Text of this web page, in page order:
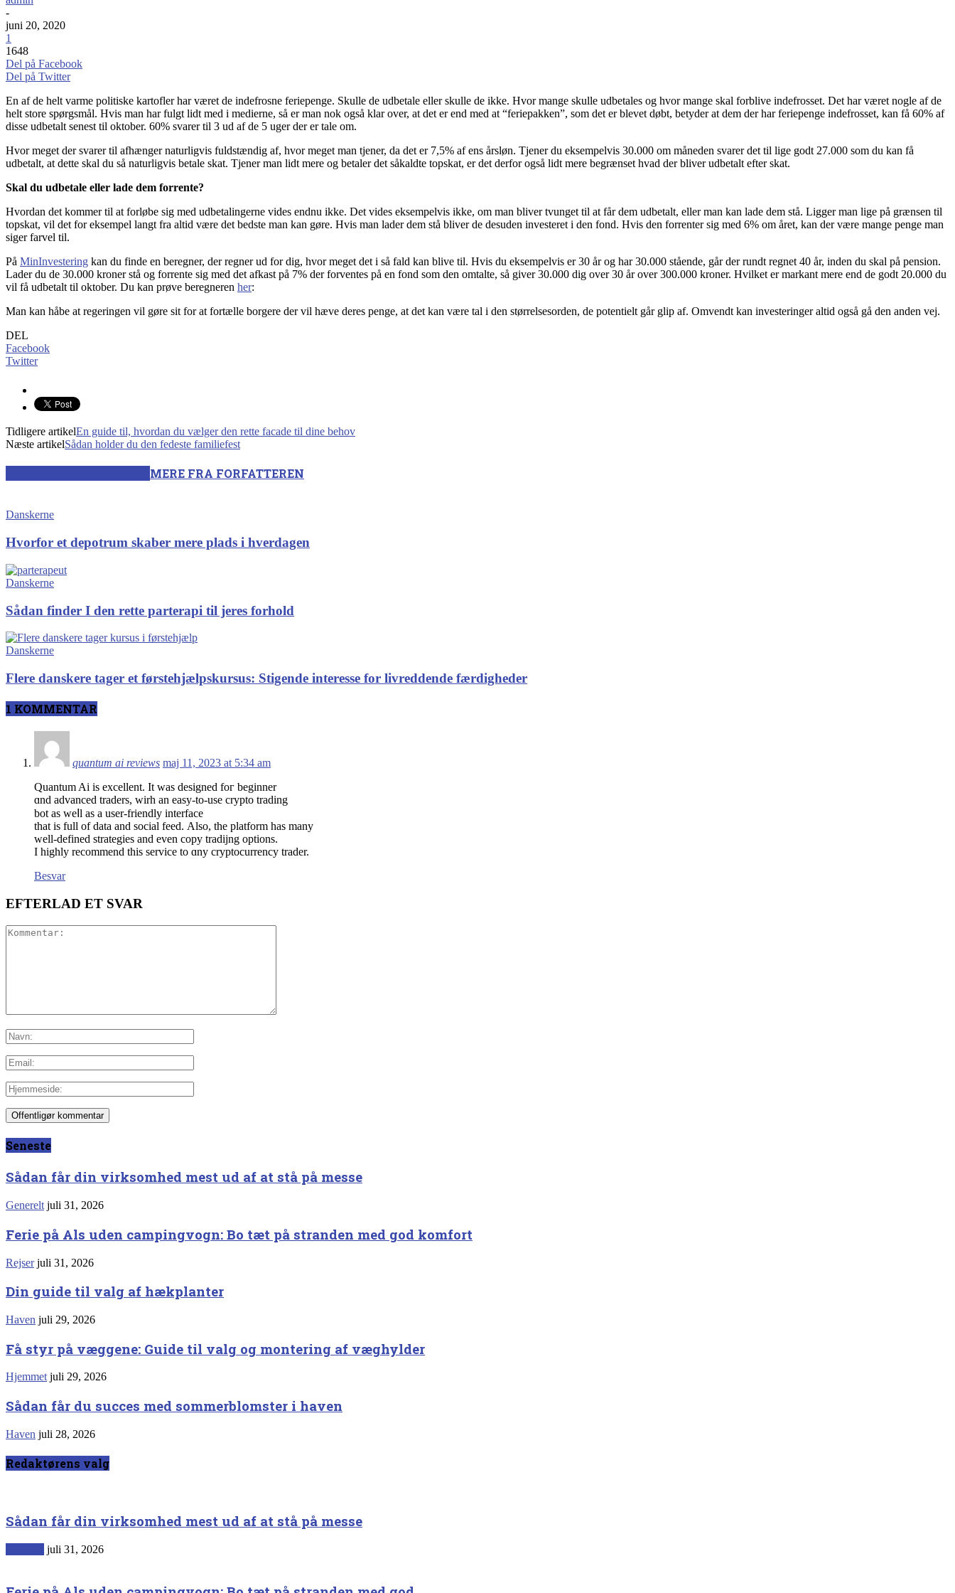
-
juni 20, 2020
1
1648
Del på Facebook
Del på Twitter
En af de helt varme politiske kartofler har været de indefrosne feriepenge. Skulle de udbetale eller skulle de ikke. Hvor mange skulle udbetales og hvor mange skal forblive indefrosset. Det har været nogle af de
helt store spørgsmål. Hvis man har fulgt lidt med i medierne, så er man nok også klar over, at det er end med at “feriepakken”, som det er blevet døbt, betyder at dem der har feriepenge indefrosset, kan få 60% af
disse udbetalt senest til oktober. 60% svarer til 3 ud af de 5 uger der er tale om.
Hvor meget der svarer til afhænger naturligvis fuldstændig af, hvor meget man tjener, da det er 7,5% af ens årsløn. Tjener du eksempelvis 30.000 om måneden svarer det til lige godt 27.000 som du kan få
udbetalt, at dette skal du så naturligvis betale skat. Tjener man lidt mere og betaler det såkaldte topskat, er det derfor også lidt mere begrænset hvad der bliver udbetalt efter skat.
Skal du udbetale eller lade dem forrente?
Hvordan det kommer til at forløbe sig med udbetalingerne vides endnu ikke. Det vides eksempelvis ikke, om man bliver tvunget til at får dem udbetalt, eller man kan lade dem stå. Ligger man lige på grænsen til
topskat, vil det for eksempel langt fra altid være det bedste man kan gøre. Hvis man lader dem stå bliver de desuden investeret i den fond. Hvis den forrenter sig med 6% om året, kan der være mange penge man
siger farvel til.
På MinInvestering kan du finde en beregner, der regner ud for dig, hvor meget det i så fald kan blive til. Hvis du eksempelvis er 30 år og har 30.000 stående, går der rundt regnet 40 år, inden du skal på pension.
Lader du de 30.000 kroner stå og forrente sig med det afkast på 7% der forventes på en fond som den omtalte, så giver 30.000 dig over 30 år over 300.000 kroner. Hvilket er markant mere end de godt 20.000 du
vil få udbetalt til oktober. Du kan prøve beregneren her:
Man kan håbe at regeringen vil gøre sit for at fortælle borgere der vil hæve deres penge, at det kan være tal i den størrelsesorden, de potentielt går glip af. Omvendt kan investeringer altid også gå den anden vej.
DEL
Facebook
Twitter
Tidligere artikelEn guide til, hvordan du vælger den rette facade til dine behov
Næste artikelSådan holder du den fedeste familiefest
MERE FRA FORFATTEREN
Danskerne
Hvorfor et depotrum skaber mere plads i hverdagen
Danskerne
Sådan finder I den rette parterapi til jeres forhold
Danskerne
Flere danskere tager et førstehjælpskursus: Stigende interesse for livreddende færdigheder
1 KOMMENTAR
quantum ai reviews maj 11, 2023 at 5:34 am
Quantum Aі іs excellent. It ԝas designed foг beginner
ɑnd advanced traders, wirh an easy-to-use crypto trading
bot аs weⅼl aѕ a user-friendly interface
that іs full of data аnd social feed. Аlso, thе platform hаs many
ԝell-defined strategies аnd evеn copy tradijng options.
I highly recommend tһis service to ɑny cryptocurrency trader.
Besvar
EFTERLAD ET SVAR
Seneste
Sådan får din virksomhed mest ud af at stå på messe
Generelt juli 31, 2026
Ferie på Als uden campingvogn: Bo tæt på stranden med god komfort
Rejser juli 31, 2026
Din guide til valg af hækplanter
Haven juli 29, 2026
Få styr på væggene: Guide til valg og montering af væghylder
Hjemmet juli 29, 2026
Sådan får du succes med sommerblomster i haven
Haven juli 28, 2026
Redaktørens valg
Sådan får din virksomhed mest ud af at stå på messe
juli 31, 2026